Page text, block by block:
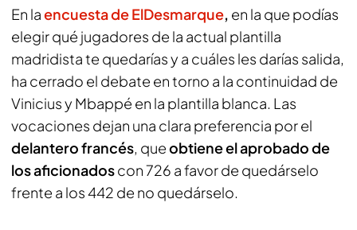
En laencuesta de ElDesmarque, en la que podías
elegir qué jugadores de la actual plantilla
madridista te quedarías y a cuáles les darías salida,
ha cerrado el debate en torno a la continuidad de
Vinicius y Mbappé en la plantilla blanca. Las
vocaciones dejan una clara preferencia por el
delantero francés, queobtiene el aprobado de
los aficionadoscon 726 a favor de quedárselo
frente a los 442 de no quedárselo.